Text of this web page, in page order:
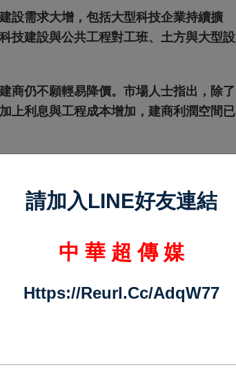
設需求大增，包括大型科技企業持續擴
技建設與公共工程對工班、土方與大型設
商仍不願輕易降價。市場人士指出，除了
上利息與工程成本增加，建商利潤空間已
、資金與庫存優勢，仍可選擇延後推案、
但中小型建商若遇到工程延宕、去化速度
臨的財務風險也受到市場關注。部分業者
激銷售，但若營造成本仍維持高檔，市場
恆強」。大型建商因資金與品牌優勢，仍
或餘屋壓力較高的中小建商，可能面臨推
請加入LINE好友連結
中 華 超 傳 媒
Https://reurl.cc/adqW77